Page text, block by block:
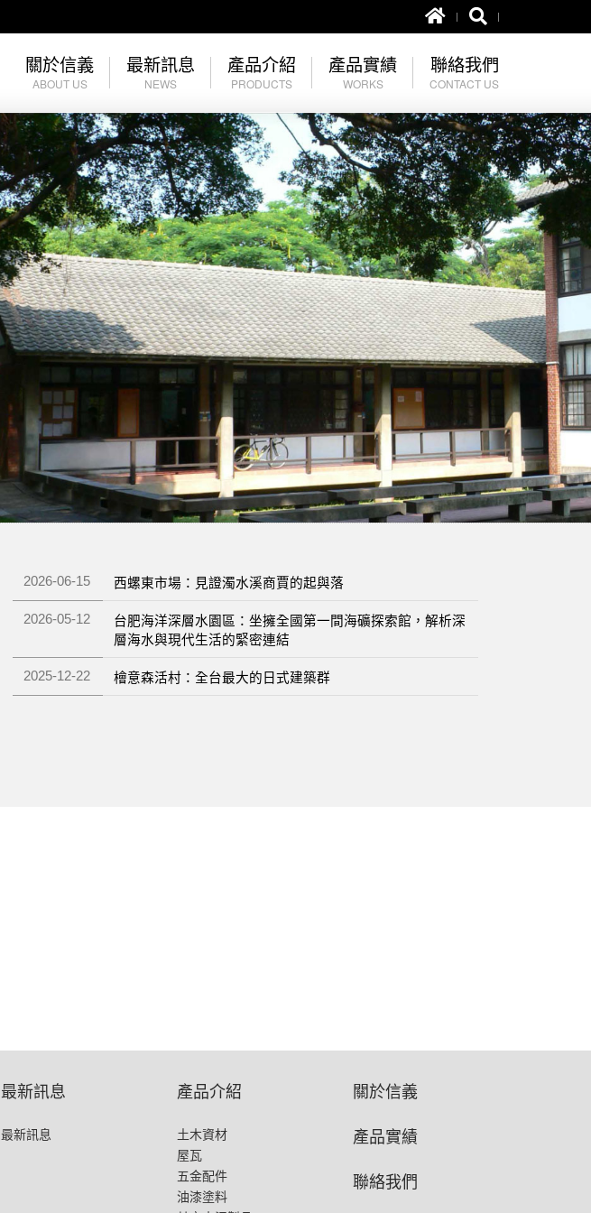
關於信義
ABOUT US
公司簡介
公司沿革
最新訊息
NEWS
最新訊息
產品介紹
PRODUCTS
土木資材
屋瓦
五金配件
油漆塗料
其它水泥製品
其它
產品實績
WORKS
塗料類
屋瓦類
聯絡我們
CONTACT US
聯絡我們
2026-06-15 西螺東市場：見證濁水溪商賈的起與落
2026-05-12
台肥海洋深層水園區：坐擁全國第一間海礦探索館，解析深
層海水與現代生活的緊密連結
2025-12-22 檜意森活村：全台最大的日式建築群
最新訊息
最新訊息
產品介紹
土木資材
屋瓦
五金配件
油漆塗料
關於信義
產品實績
聯絡我們